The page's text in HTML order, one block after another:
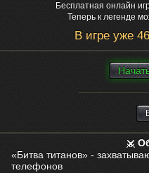
Бесплатная онлайн
Теперь к легенде
В игре уже
«Битва титанов» -
телефонов